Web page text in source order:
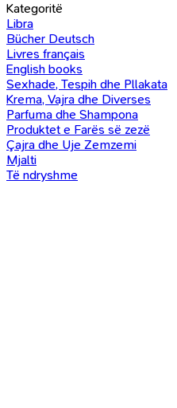
Kategoritë
Libra
Bücher Deutsch
Livres français
English books
Sexhade, Tespih dhe Pllakata
Krema, Vajra dhe Diverses
Parfuma dhe Shampona
Produktet e Farës së zezë
Çajra dhe Uje Zemzemi
Mjalti
Të ndryshme